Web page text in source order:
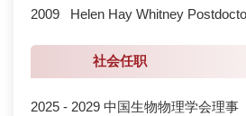
2009 Helen Hay Whitney
社会任职
2025 - 2029 中国生物物理学会理事